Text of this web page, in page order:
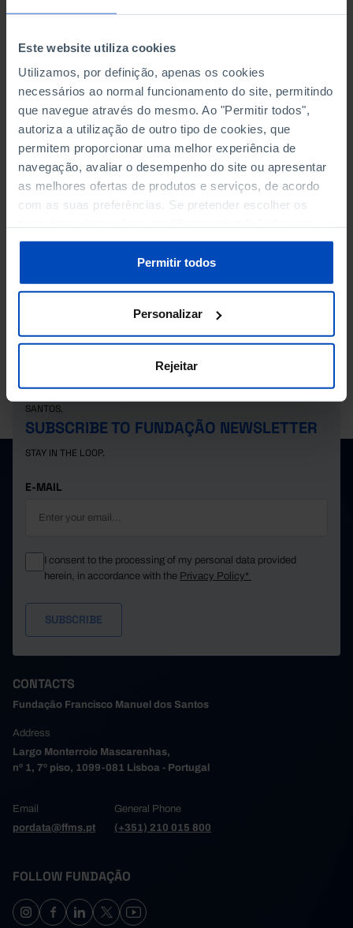
Este website utiliza cookies
Utilizamos, por definição, apenas os cookies
necessários ao normal funcionamento do site, permitindo
que navegue através do mesmo. Ao "Permitir todos",
autoriza a utilização de outro tipo de cookies, que
permitem proporcionar uma melhor experiência de
navegação, avaliar o desempenho do site ou apresentar
as melhores ofertas de produtos e serviços, de acordo
com as suas preferências. Se pretender escolher os
sobre cookies através da gestão de preferências ou da
Política de Cookies.
Permitir todos
Personalizar
Rejeitar
TRANSPORT
TOURIST ACCOMMODATIONS
SANTOS.
SUBSCRIBE TO FUNDAÇÃO NEWSLETTER
STAY IN THE LOOP.
E-MAIL
I consent to the processing of my personal data provided
herein, in accordance with the Privacy Policy*
CONTACTS
Fundação Francisco Manuel dos Santos
Address
Largo Monterroio Mascarenhas,
nº 1, 7º piso, 1099-081 Lisboa - Portugal
Email
pordata@ffms.pt
General Phone
(+351) 210 015 800
FOLLOW FUNDAÇÃO